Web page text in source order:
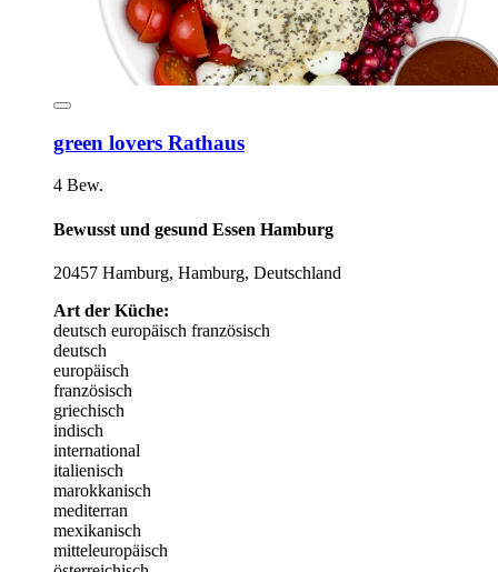
green lovers Rathaus
4 Bew.
Bewusst und gesund Essen Hamburg
20457 Hamburg, Hamburg, Deutschland
Art der Küche:
deutsch europäisch französisch
deutsch
europäisch
französisch
griechisch
indisch
international
italienisch
marokkanisch
mediterran
mexikanisch
mitteleuropäisch